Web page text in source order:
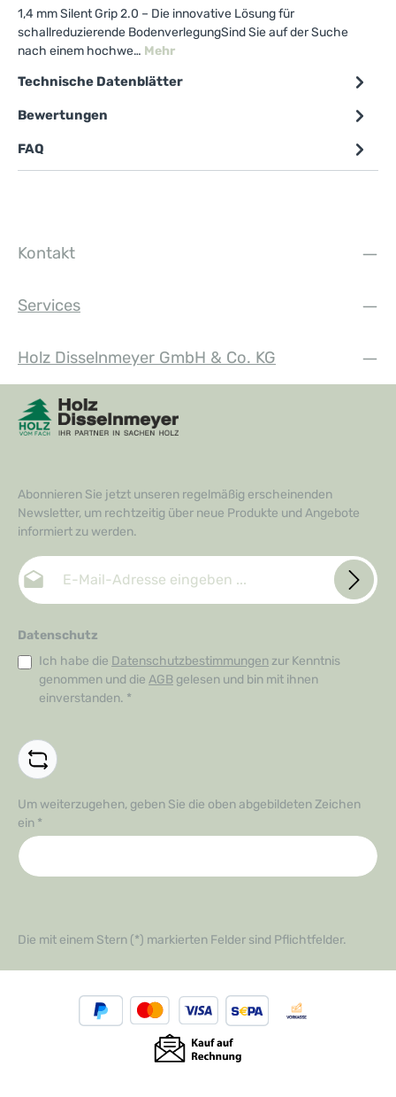
1,4 mm Silent Grip 2.0 – Die innovative Lösung für
schallreduzierende BodenverlegungSind Sie auf der Suche
nach einem hochwe… Mehr
Technische Datenblätter
Bewertungen
FAQ
Kontakt
Services
Holz Disselnmeyer GmbH & Co. KG
Abonnieren Sie jetzt unseren regelmäßig erscheinenden
Newsletter, um rechtzeitig über neue Produkte und Angebote
informiert zu werden.
E-Mail-Adresse*
Datenschutz
Ich habe die Datenschutzbestimmungen zur Kenntnis
genommen und die AGB gelesen und bin mit ihnen
einverstanden. *
Um weiterzugehen, geben Sie die oben abgebildeten Zeichen
ein *
Die mit einem Stern (*) markierten Felder sind Pflichtfelder.